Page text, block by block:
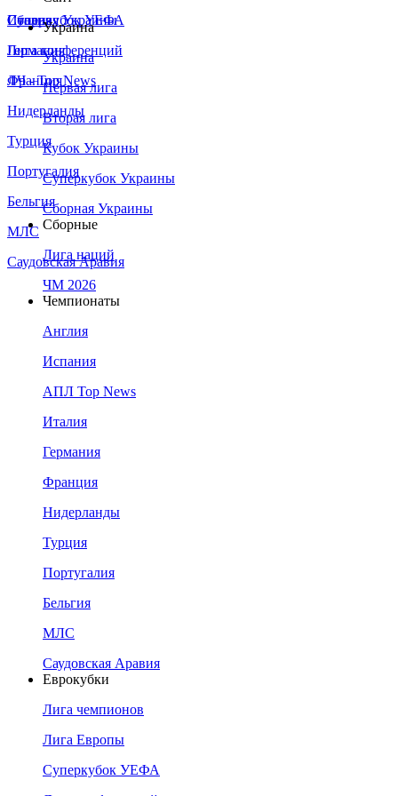
Сборная Украины
Италия
Германия
Франция
Нидерланды
Турция
Португалия
Бельгия
МЛС
Саудовская Аравия
Суперкубок УЕФА
Лига конференций
ЛЧ - Top News
Украина
Украина
Первая лига
Вторая лига
Кубок Украины
Суперкубок Украины
Сборная Украины
Сборные
Лига наций
ЧМ 2026
Чемпионаты
Англия
Испания
АПЛ Top News
Италия
Германия
Франция
Нидерланды
Турция
Португалия
Бельгия
МЛС
Саудовская Аравия
Еврокубки
Лига чемпионов
Лига Европы
Суперкубок УЕФА